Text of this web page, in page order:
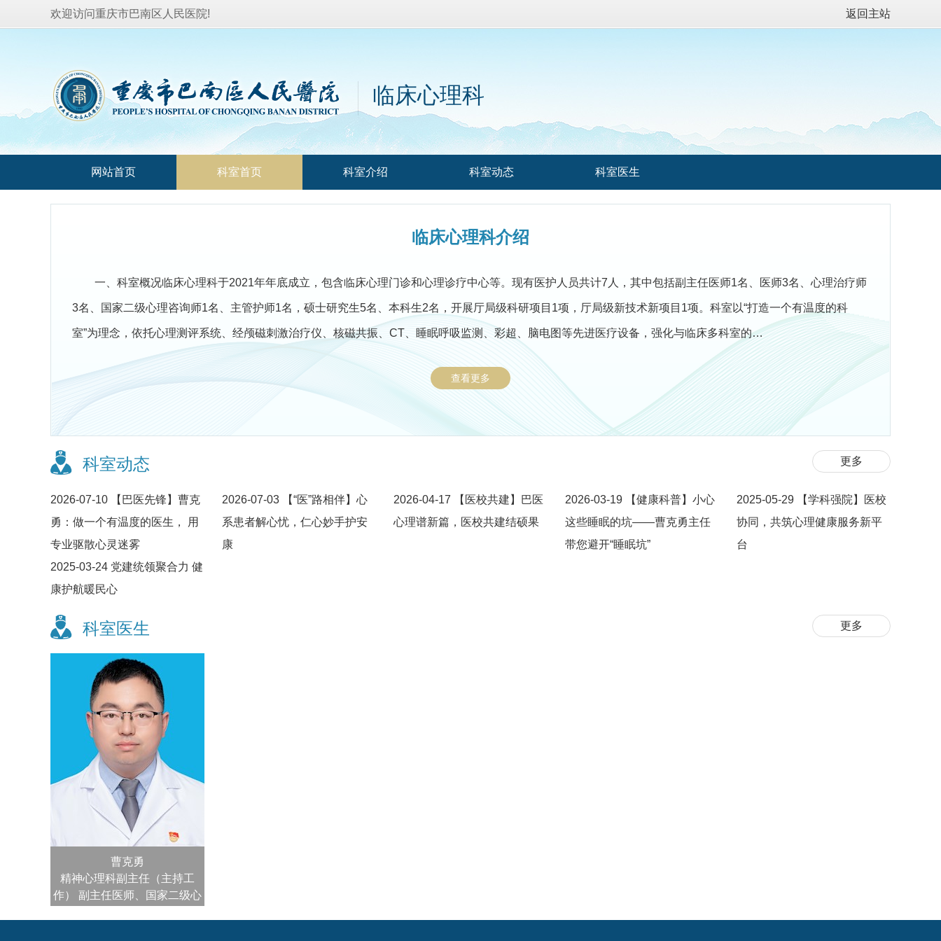
欢迎访问重庆市巴南区人民医院! 返回主站
临床心理科
网站首页 科室首页 科室介绍 科室动态 科室医生
临床心理科介绍
一、科室概况临床心理科于2021年年底成立，包含临床心理门诊和心理诊疗中心等。现有医护人员共计7人，其中包括副主任医师1名、医师3名、心理治疗师
3名、国家二级心理咨询师1名、主管护师1名，硕士研究生5名、本科生2名，开展厅局级科研项目1项，厅局级新技术新项目1项。科室以“打造一个有温度的科
室”为理念，依托心理测评系统、经颅磁刺激治疗仪、核磁共振、CT、睡眠呼吸监测、彩超、脑电图等先进医疗设备，强化与临床多科室的…
查看更多
更多
科室动态
2026-07-10
【巴医先锋】曹克
勇：做一个有温度的医生， 用
专业驱散心灵迷雾
2026-07-03
【“医”路相伴】心
系患者解心忧，仁心妙手护安
康
2026-04-17
【医校共建】巴医
心理谱新篇，医校共建结硕果
2026-03-19
【健康科普】小心
这些睡眠的坑——曹克勇主任
带您避开“睡眠坑”
2025-05-29
【学科强院】医校
协同，共筑心理健康服务新平
台
2025-03-24 党建统领聚合力 健
康护航暖民心
更多
科室医生
曹克勇
精神心理科副主任（主持工
作）
副主任医师、国家二级心